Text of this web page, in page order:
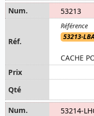
53213
53213-
CACHE
53214-